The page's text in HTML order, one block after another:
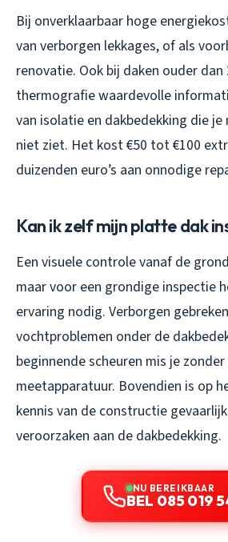
Bij onverklaarbaar hoge
van verborgen lekkages, of als
renovatie. Ook bij daken ouder dan
thermografie waardevolle
van isolatie en dakbedekking die
niet ziet. Het kost €50 tot €100
duizenden euro’s aan onnodige
Kan ik zelf mijn platte dak
Een visuele controle vanaf de
maar voor een grondige inspectie
ervaring nodig. Verborgen
vochtproblemen onder de
beginnende scheuren mis je
meetapparatuur. Bovendien is op
kennis van de constructie
veroorzaken aan de dakbedekking.
NU BEREIKBAAR
BEL 085 019